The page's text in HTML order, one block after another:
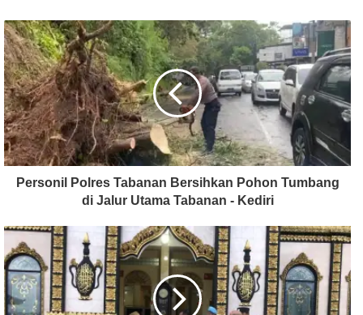
Personil Polres Tabanan Bersihkan Pohon Tumbang
di Jalur Utama Tabanan - Kediri